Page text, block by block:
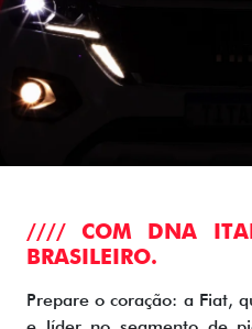
//// COM DNA
BRASILEIRO.
Prepare o coração: a Fiat,